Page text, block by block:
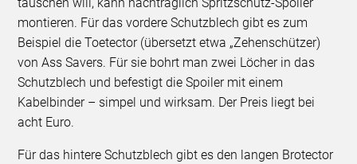
montieren. Für das vordere Schutzblech gibt es zum
Beispiel die Toetector (übersetzt etwa „Zehenschützer)
von Ass Savers. Für sie bohrt man zwei Löcher in das
Schutzblech und befestigt die Spoiler mit einem
Kabelbinder – simpel und wirksam. Der Preis liegt bei
acht Euro.
Für das hintere Schutzblech gibt es den langen Brotector